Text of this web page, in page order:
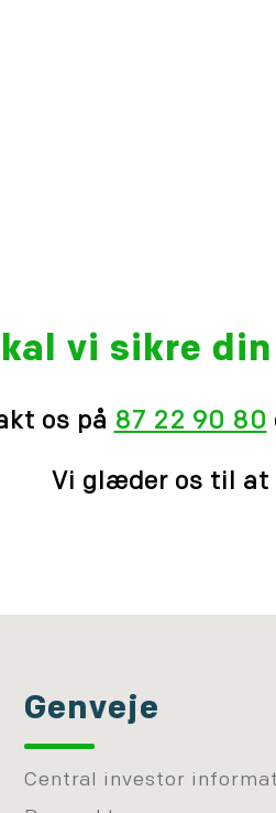
vi sikre
os på 87 22 90 80
Vi glæder os til at
Genveje
Central investor